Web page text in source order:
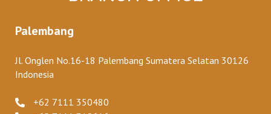
Palembang
Jl. Onglen No.16-18 Palembang Sumatera Selatan 30126
Indonesia
+62 7111 350480